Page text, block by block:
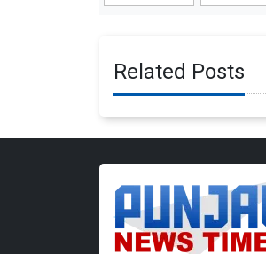
Related Posts